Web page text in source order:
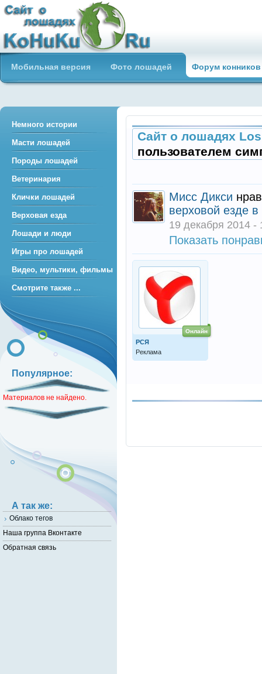
Сайт о лошадях loshadiya.ru
Приветствуем всех любителей
лошадей и конного спорта!
Мобильная версия Фото лошадей Форум конников
Сайт о лошадях
пользователем
Мисс Дикси
верховой езде
19 декабря 2014 -
Показать
Онлайн
РСЯ
Реклама
Немного истории
Масти лошадей
Породы лошадей
Ветеринария
Клички лошадей
Верховая езда
Лошади и люди
Игры про лошадей
Видео, мультики, фильмы
Смотрите также ...
Популярное:
Материалов не найдено.
А так же:
Облако тегов
Наша группа Вконтакте
Обратная связь